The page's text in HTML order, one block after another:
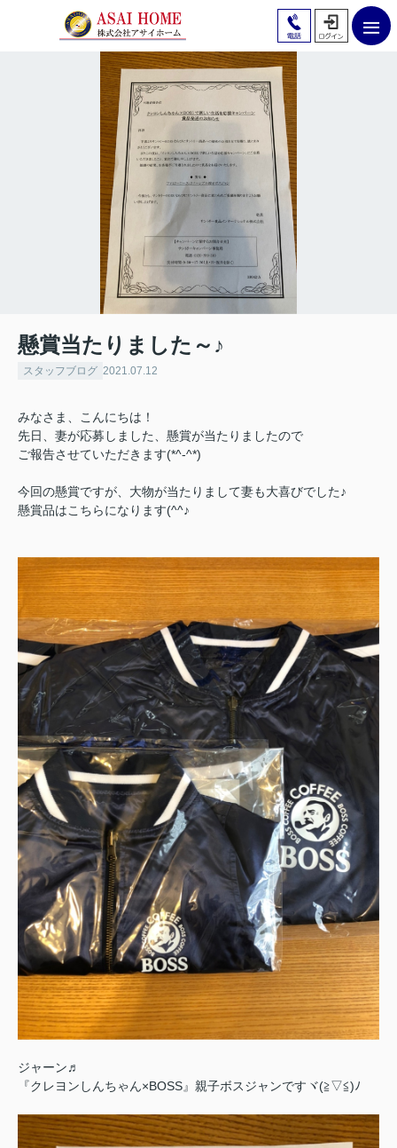
懸賞当たりました～♪
スタッフブログ 2021.07.12
みなさま、こんにちは！
先日、妻が応募しました、懸賞が当たりましたので
ご報告させていただきます(*^-^*)
今回の懸賞ですが、大物が当たりまして妻も大喜びでした♪
懸賞品はこちらになります(^^♪
ジャーン♬
『クレヨンしんちゃん×BOSS』親子ボスジャンですヾ(≧▽≦)ﾉ